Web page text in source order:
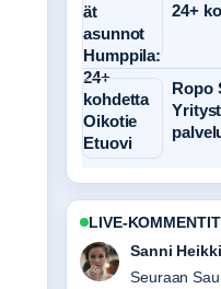
24+
Ropo
LIVE-KOMMENTIT
Mikael Laine
Hyvaa